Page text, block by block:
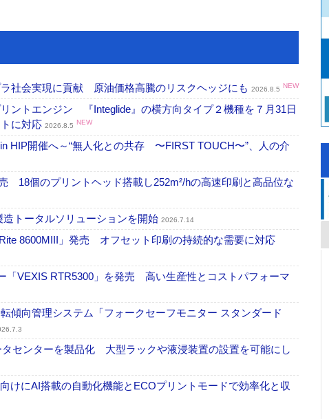
社会実現に貢献 原油価格高騰のリスクヘッジにも 2026.8.5 NEW
ントエンジン 『Integlide』の横方向タイプ２機種を７月31日
に対応 2026.8.5 NEW
HIP開催へ～“無人化との共存 〜FIRST TOUCH〜”、人の介
18個のプリントヘッド搭載し252m²/hの高速印刷と高品位な
トータルソリューションを開始 2026.7.14
8600MIII」発売 オフセット印刷の持続的な需要に対応
VEXIS RTR5300」を発売 高い生産性とコストパフォーマ
向管理システム「フォークセーフモニター スタンダード
センターを製品化 大型ラックや液浸装置の設置を可能にし
にAI搭載の自動化機能とECOプリントモードで効率化と収